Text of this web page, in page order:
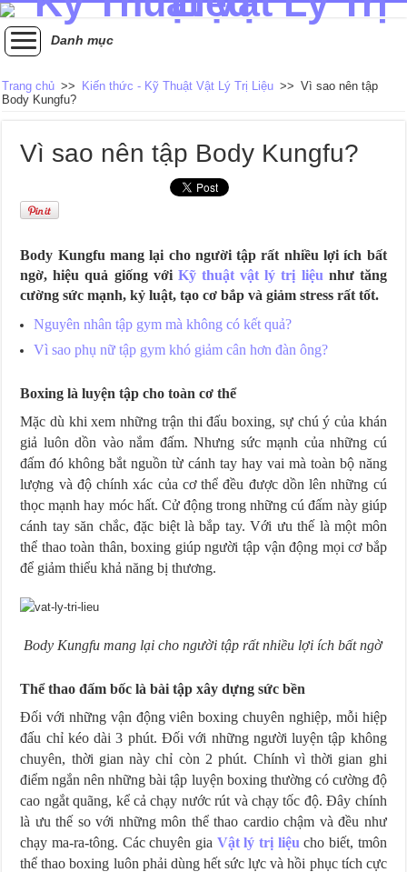
Danh mục
Trang chủ >> Kiến thức - Kỹ Thuật Vật Lý Trị Liệu >> Vì sao nên tập
Body Kungfu?
Vì sao nên tập Body Kungfu?
Body Kungfu mang lại cho người tập rất nhiều lợi ích bất
ngờ, hiệu quả giống với Kỹ thuật vật lý trị liệu như tăng
cường sức mạnh, kỷ luật, tạo cơ bắp và giảm stress rất tốt.
Nguyên nhân tập gym mà không có kết quả?
Vì sao phụ nữ tập gym khó giảm cân hơn đàn ông?
Boxing là luyện tập cho toàn cơ thể
Mặc dù khi xem những trận thi đấu boxing, sự chú ý của khán
giả luôn dồn vào nắm đấm. Nhưng sức mạnh của những cú
đấm đó không bắt nguồn từ cánh tay hay vai mà toàn bộ năng
lượng và độ chính xác của cơ thể đều được dồn lên những cú
thọc mạnh hay móc hất. Cử động trong những cú đấm này giúp
cánh tay săn chắc, đặc biệt là bắp tay. Với ưu thế là một môn
thể thao toàn thân, boxing giúp người tập vận động mọi cơ bắp
để giảm thiểu khả năng bị thương.
Body Kungfu mang lại cho người tập rất nhiều lợi ích bất ngờ
Thể thao đấm bốc là bài tập xây dựng sức bền
Đối với những vận động viên boxing chuyên nghiệp, mỗi hiệp
đấu chỉ kéo dài 3 phút. Đối với những người luyện tập không
chuyên, thời gian này chỉ còn 2 phút. Chính vì thời gian ghi
điểm ngắn nên những bài tập luyện boxing thường có cường độ
cao ngắt quãng, kể cả chạy nước rút và chạy tốc độ. Đây chính
là ưu thế so với những môn thể thao cardio chậm và đều như
chạy ma-ra-tông. Các chuyên gia Vật lý trị liệu cho biết, tmôn
thể thao boxing luôn phải dùng hết sức lực và hồi phục tích cực